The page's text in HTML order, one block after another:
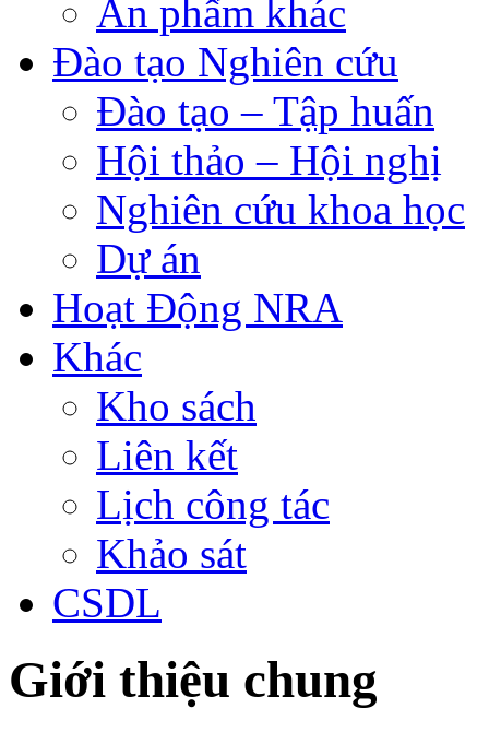
Ấn phẩm khác
Đào tạo Nghiên cứu
Đào tạo – Tập huấn
Hội thảo – Hội nghị
Nghiên cứu khoa học
Dự án
Hoạt Động NRA
Khác
Kho sách
Liên kết
Lịch công tác
Khảo sát
CSDL
Giới thiệu chung